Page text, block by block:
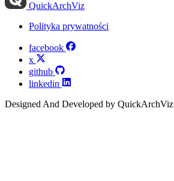
QuickArchViz
Polityka prywatności
facebook
x
github
linkedin
Designed And Developed by QuickArchViz